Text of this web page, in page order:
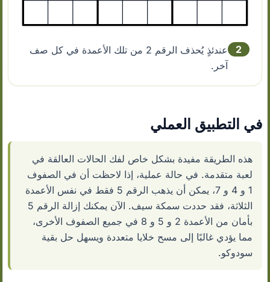
2
عندئذٍ يُحذف الرقم 2 من تلك الأعمدة في كل صف
آخر.
في التطبيق العملي
هذه الطريقة مفيدة بشكل خاص لفك الحالات العالقة في
لعبة متقدمة. في حالة عملية، إذا لاحظت أن في الصفوف
1 و 4 و 7، يمكن أن يذهب الرقم 5 فقط في نفس الأعمدة
الثلاثة، فقد حددت سمكة سيف. الآن يمكنك إزالة الرقم 5
بأمان من الأعمدة 2 و 5 و 8 في جميع الصفوف الأخرى،
مما يؤدي غالبًا إلى مسح خلايا متعددة ويسهل حل بقية
سودوكو.